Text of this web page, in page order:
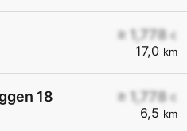
≥ 1,778 €
17,0 km
≥ 1,778 €
6,5 km
18